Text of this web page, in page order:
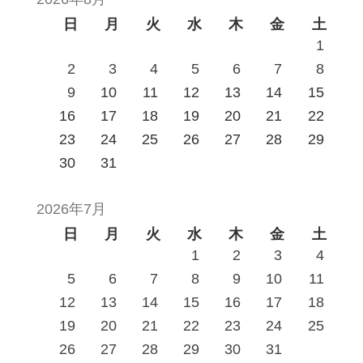
日
月 火 水 木 金
土
1
2
3 4 5 6 7
8
9
10 11 12 13 14
15
16
17 18 19 20 21
22
23
24 25 26 27 28
29
30
31
2026年7月
日
月 火 水 木 金
土
1
2 3
4
5
6 7 8 9 10
11
12
13 14 15 16 17
18
19
20 21 22 23 24
25
26
27 28 29 30 31